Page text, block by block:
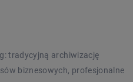
tradycyjną archiwizację
biznesowych, profesjonalne